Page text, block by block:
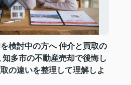
検討中の方へ 仲介と買取の
多市の不動産売却で後悔し
の違いを整理して理解しよ